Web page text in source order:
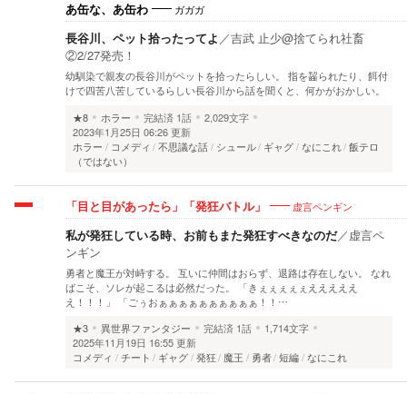
あ缶な、あ缶わ ガガガ
長谷川、ペット拾ったってよ ／吉武 止少@捨てられ社畜
②2/27発売！
幼馴染で親友の長谷川がペットを拾ったらしい。 指を齧られたり、餌付
けで四苦八苦しているらしい長谷川から話を聞くと、何かがおかしい。
★8
ホラー 完結済 1話
2,029文字
2023年1月25日 06:26 更新
ホラー
コメディ 不思議な話 シュール ギャグ なにこれ 飯テロ
（ではない）
「目と目があったら」「発狂バトル」 虚言ペンギン
私が発狂している時、お前もまた発狂すべきなのだ／虚言ペ
ンギン
勇者と魔王が対峙する。 互いに仲間はおらず、退路は存在しない。 なれ
ばこそ、ソレが起こるは必然だった。 「きぇぇぇぇぇえええええ
え！！！」 「ごぅおぁぁぁぁぁぁぁぁぁぁ！！…
★3
異世界ファンタジー 完結済 1話
1,714文字
2025年11月19日 16:55 更新
コメディ
チート ギャグ 発狂 魔王 勇者 短編 なにこれ